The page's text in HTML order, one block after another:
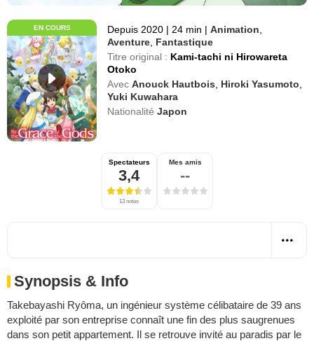
EN COURS Depuis 2020 | 24 min | Animation
Aventure Fantastique
Titre original : Kami-tachi ni Hirowareta
Otoko
Avec Anouck Hautbois Hiroki Yasumoto
Yuki Kuwahara
Nationalité Japon
Spectateurs
3,4
13 notes
Mes amis
--
Synopsis & Info
Takebayashi Ryôma, un ingénieur système célibataire de 39 ans
exploité par son entreprise connaît une fin des plus saugrenues
dans son petit appartement. Il se retrouve invité au paradis par le